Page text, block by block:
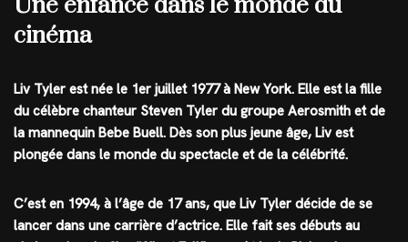
Une enfance dans le monde du
cinéma
Liv Tyler est née le 1er juillet 1977 à New York. Elle est la fille
du célèbre chanteur Steven Tyler du groupe Aerosmith et de
la mannequin Bebe Buell. Dès son plus jeune âge, Liv est
plongée dans le monde du spectacle et de la célébrité.
C’est en 1994, à l’âge de 17 ans, que Liv Tyler décide de se
lancer dans une carrière d’actrice. Elle fait ses débuts au